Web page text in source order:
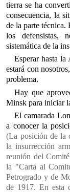
tierra se ha
consecuencia, la
de la parte técnica.
los defensistas,
sistemática de la
Esperar hasta la
estará con
problema.
Hay que
Minsk para iniciar
El camarada
a conocer la
(La posición de la
la insurrección
reunión del
la "Carta al
Petrogrado y de
de 1917. En esta